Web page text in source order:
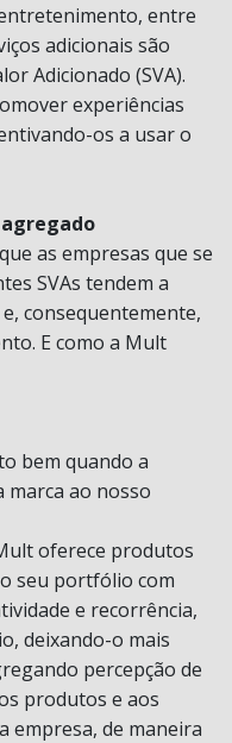
entre
adicionais são
Adicionado (SVA).
experiências
os a usar o
as empresas que se
SVAs tendem a
consequentemente,
E como a Mult
bem quando a
marca ao nosso
oferece produtos
seu portfólio com
e recorrência,
deixando-o mais
percepção de
produtos e aos
empresa, de maneira